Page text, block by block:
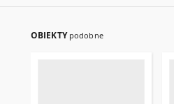
OBIEKTY podobne